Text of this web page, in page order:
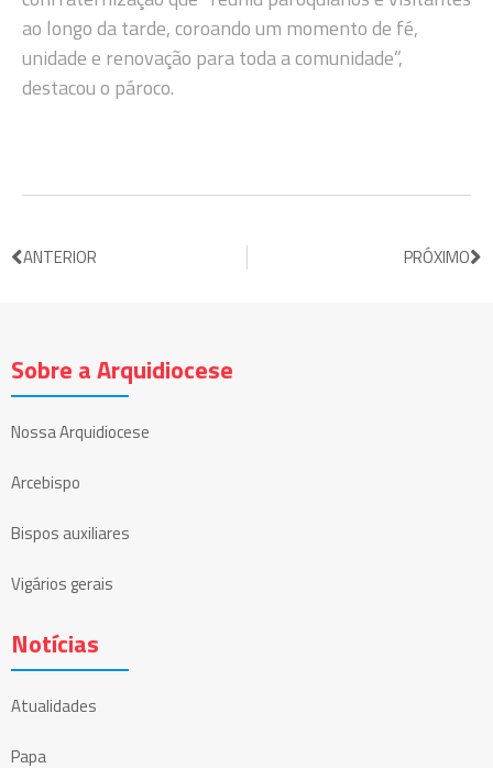
ao longo da tarde, coroando um momento de fé,
unidade e renovação para toda a comunidade”,
destacou o pároco.
ANTERIOR PRÓXIMO
Sobre a Arquidiocese
Nossa Arquidiocese
Arcebispo
Bispos auxiliares
Vigários gerais
Notícias
Atualidades
Papa